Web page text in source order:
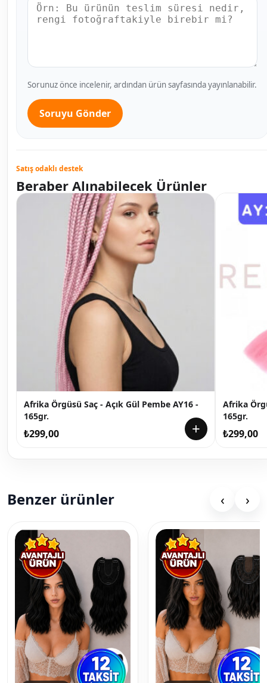
Sorunuz önce incelenir, ardından ürün sayfasında yayınlanabilir.
Soruyu Gönder
Satış odaklı destek
Beraber Alınabilecek Ürünler
Afrika Örgüsü Saç - Açık Gül Pembe AY16 -
165gr.
₺299,00 +
Afrika
165gr.
₺299,00
Benzer ürünler ‹ ›